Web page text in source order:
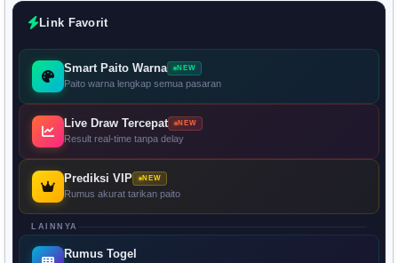
Link Favorit
Smart Paito Warna NEW
Paito warna lengkap semua pasaran
Live Draw Tercepat NEW
Result real-time tanpa delay
Prediksi VIP NEW
Rumus akurat tarikan paito
LAINNYA
Rumus Togel